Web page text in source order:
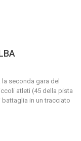
seconda gara del
atleti (45 della pista
in un tracciato